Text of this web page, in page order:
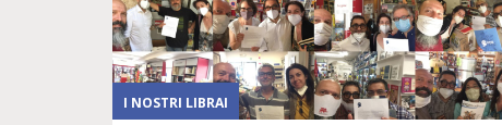
I NOSTRI LIBRAI